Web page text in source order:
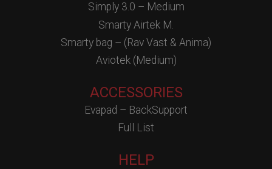
Simply 3.0 – Medium
Smarty Airtek M.
Smarty bag – (Rav Vast & Anima)
Aviotek (Medium)
ACCESSORIES
Evapad – BackSupport
Full List
HELP